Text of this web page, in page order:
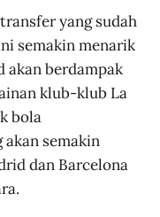
yang sudah
semakin menarik
akan berdampak
klub-klub La
bola
akan semakin
dan Barcelona